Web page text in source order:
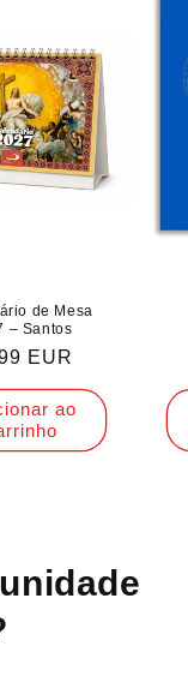
de Mesa
– Santos
EUR
ao